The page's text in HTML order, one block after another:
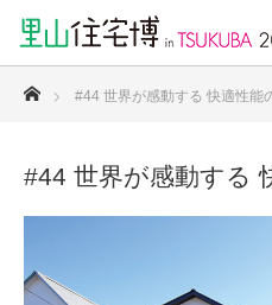
ホーム
#44 世界が感動する 快適性能
#44 世界が感動する